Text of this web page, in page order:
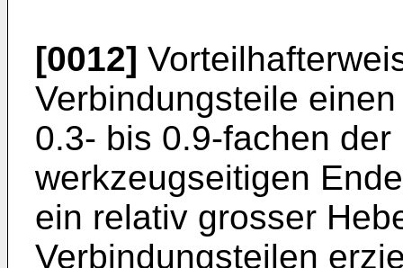
[0012]
Verbindungsteile
0.3- bis 0.9-fachen
werkzeugseitigen
ein relativ grosser
Verbindungsteilen